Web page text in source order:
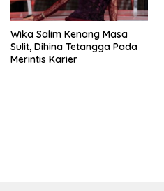
Wika Salim Kenang Masa
Sulit, Dihina Tetangga Pada
Merintis Karier